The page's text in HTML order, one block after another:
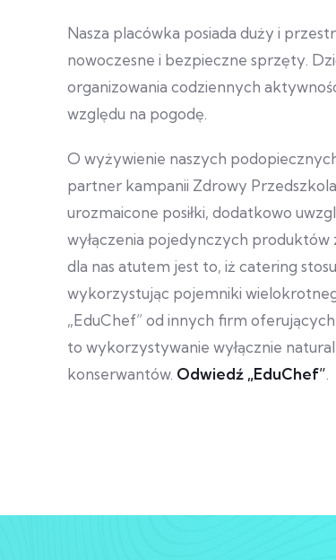
Nasza placówka posiada duży i
nowoczesne i bezpieczne sprzęty.
organizowania codziennych
względu na pogodę.
O wyżywienie naszych
partner kampanii Zdrowy
urozmaicone posiłki, dodatkowo
wyłączenia pojedynczych
dla nas atutem jest to, iż catering
wykorzystując pojemniki
„EduChef” od innych firm
to wykorzystywanie wyłącznie
konserwantów. Odwiedź „EduChef”.